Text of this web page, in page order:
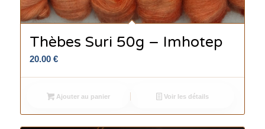
Thèbes Suri 50g – Imhotep
20.00 €
Ajouter au panier Voir les détails